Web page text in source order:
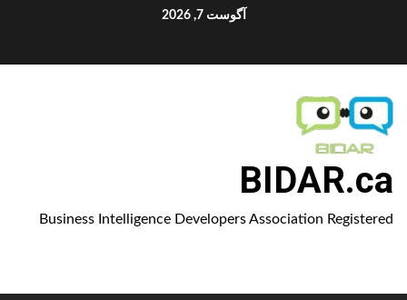
آگوست 7, 2026
BIDAR.ca
Business Intelligence Developers Association Registered